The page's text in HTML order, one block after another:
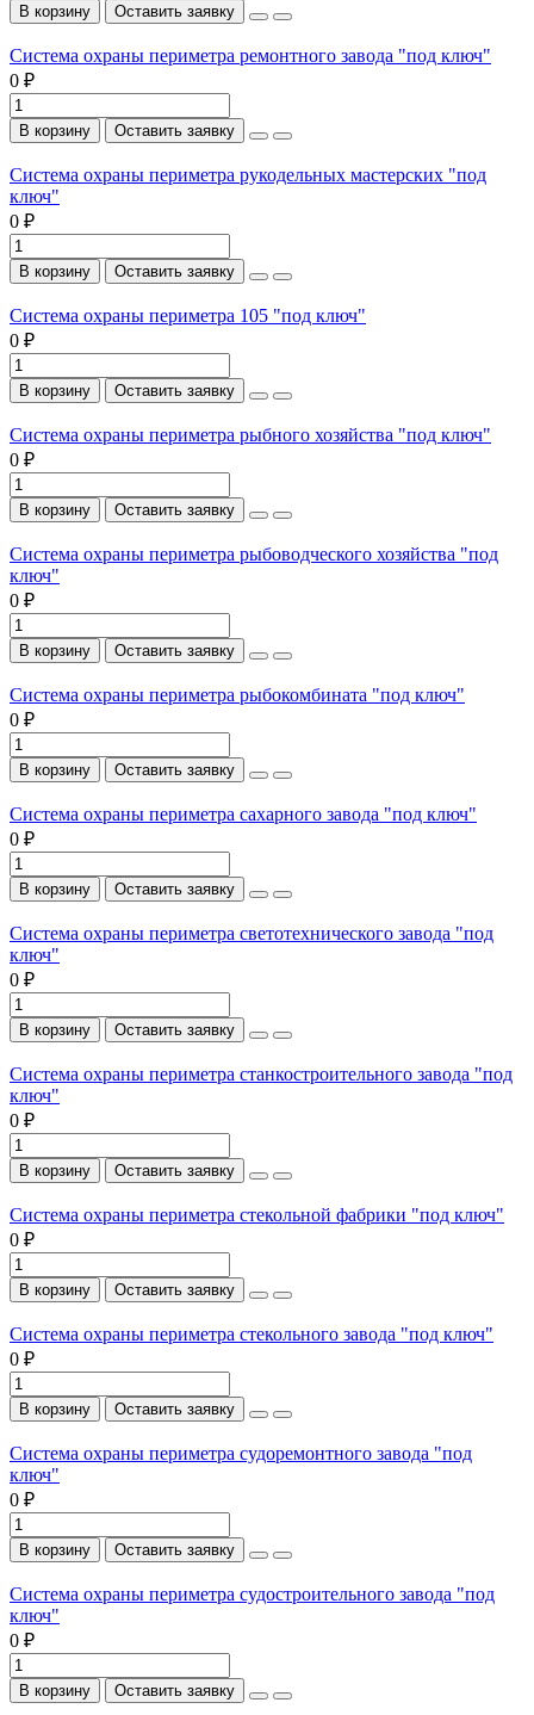
В корзину Оставить заявку
Система охраны периметра ремонтного завода "под ключ"
0 ₽
В корзину Оставить заявку
Система охраны периметра рукодельных мастерских "под
ключ"
0 ₽
В корзину Оставить заявку
Система охраны периметра 105 "под ключ"
0 ₽
В корзину Оставить заявку
Система охраны периметра рыбного хозяйства "под ключ"
0 ₽
В корзину Оставить заявку
Система охраны периметра рыбоводческого хозяйства "под
ключ"
0 ₽
В корзину Оставить заявку
Система охраны периметра рыбокомбината "под ключ"
0 ₽
В корзину Оставить заявку
Система охраны периметра сахарного завода "под ключ"
0 ₽
В корзину Оставить заявку
Система охраны периметра светотехнического завода "под
ключ"
0 ₽
В корзину Оставить заявку
Система охраны периметра станкостроительного завода "под
ключ"
0 ₽
В корзину Оставить заявку
Система охраны периметра стекольной фабрики "под ключ"
0 ₽
В корзину Оставить заявку
Система охраны периметра стекольного завода "под ключ"
0 ₽
В корзину Оставить заявку
Система охраны периметра судоремонтного завода "под
ключ"
0 ₽
В корзину Оставить заявку
Система охраны периметра судостроительного завода "под
ключ"
0 ₽
В корзину Оставить заявку